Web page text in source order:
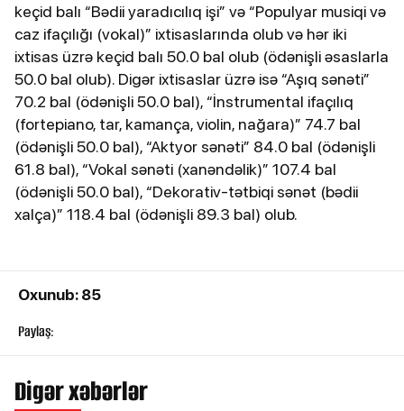
keçid balı “Bədii yaradıcılıq işi” və “Populyar musiqi və
caz ifaçılığı (vokal)” ixtisaslarında olub və hər iki
ixtisas üzrə keçid balı 50.0 bal olub (ödənişli əsaslarla
50.0 bal olub). Digər ixtisaslar üzrə isə “Aşıq sənəti”
70.2 bal (ödənişli 50.0 bal), “İnstrumental ifaçılıq
(fortepiano, tar, kamança, violin, nağara)” 74.7 bal
(ödənişli 50.0 bal), “Aktyor sənəti” 84.0 bal (ödənişli
61.8 bal), “Vokal sənəti (xanəndəlik)” 107.4 bal
(ödənişli 50.0 bal), “Dekorativ-tətbiqi sənət (bədii
xalça)” 118.4 bal (ödənişli 89.3 bal) olub.
Oxunub: 85
Paylaş:
Digər xəbərlər